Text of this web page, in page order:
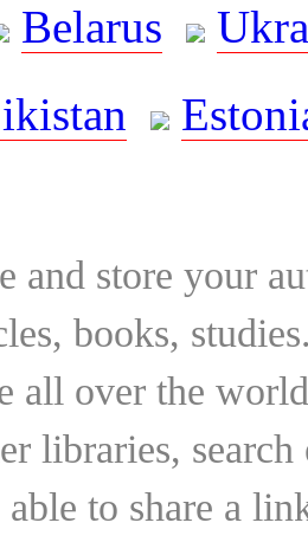
Belarus
and store your
books,
all over the
libraries,
to share a